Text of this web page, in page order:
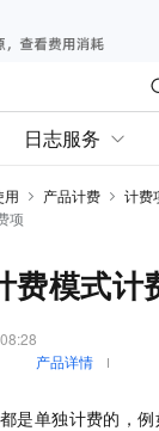
日志服务
用 产品计费
计费
项
费模式计
产品详情
是单独计费的，